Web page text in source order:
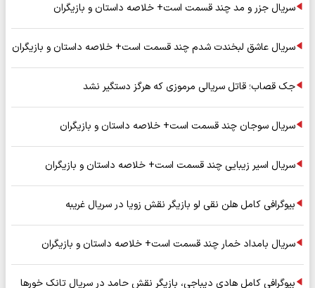
سریال جزر و مد چند قسمت است+ خلاصه داستان و بازیگران
سریال عاشق لبخندت شدم چند قسمت است+ خلاصه داستان و بازیگران
جک قصاب؛ قاتل سریالی مرموزی که هرگز دستگیر نشد
سریال سوجان چند قسمت است+ خلاصه داستان و بازیگران
سریال اسیر زیبایی چند قسمت است+ خلاصه داستان و بازیگران
بیوگرافی کامل هلن نقی لو بازیگر نقش زویا در سریال غریبه
سریال بامداد خمار چند قسمت است+ خلاصه داستان و بازیگران
بیوگرافی کامل هادی دیباجی، بازیگر نقش حامد در سریال تانک خورها